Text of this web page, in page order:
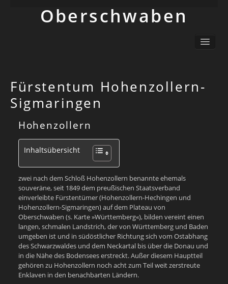
Ober­schwaben
Schwäbisch
Info
Fürstentum Hohenzollern-
Sigmaringen
Hohenzollern
Inhaltsübersicht
zwei nach dem Schloß Hohenzollern benannte ehemals
souveräne, seit 1849 dem preußischen Staatsverband
einverleibte Fürstentümer (Hohenzollern-Hechingen und
Hohenzollern-Sigmaringen) auf dem Plateau von
Oberschwaben (s. Karte »Württemberg«), bilden vereint einen
langen, schmalen Landstrich, der von Württemberg und Baden
umgeben ist und in südöstlicher Richtung sich vom Ostabhang
des Schwarzwaldes und dem Neckartal bis über die Donau und
in die Nähe des Bodensees erstreckt. Außer diesem Hauptteil
gehören zu Hohenzollern noch acht zum Teil weit zerstreute
Enklaven in den benachbarten Ländern.